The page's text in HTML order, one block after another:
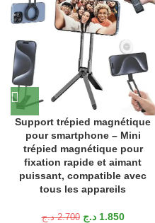
Support trépied magnétique
pour smartphone – Mini
trépied magnétique pour
fixation rapide et aimant
puissant, compatible avec
tous les appareils
2.700 د.ج 1.850 د.ج